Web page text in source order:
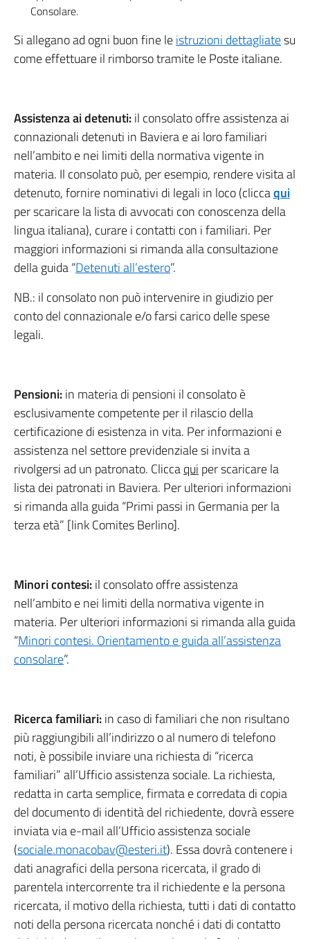
Consolare.
Si allegano ad ogni buon fine leistruzioni dettagliatesu
come effettuare il rimborso tramite le Poste italiane.
Assistenza ai detenuti:il consolato offre assistenza ai
connazionali detenuti in Baviera e ai loro familiari
nell’ambito e nei limiti della normativa vigente in
materia. Il consolato può, per esempio, rendere visita al
detenuto, fornire nominativi di legali in loco (cliccaqui
per scaricare la lista di avvocati con conoscenza della
lingua italiana), curare i contatti con i familiari. Per
maggiori informazioni si rimanda alla consultazione
della guida “Detenuti all’estero”.
NB.: il consolato non può intervenire in giudizio per
conto del connazionale e/o farsi carico delle spese
legali.
Pensioni:in materia di pensioni il consolato è
esclusivamente competente per il rilascio della
certificazione di esistenza in vita. Per informazioni e
assistenza nel settore previdenziale si invita a
rivolgersi ad un patronato. Cliccaqui per scaricare la
lista dei patronati in Baviera. Per ulteriori informazioni
si rimanda alla guida “Primi passi in Germania per la
terza età” [link Comites Berlino].
Minori contesi:il consolato offre assistenza
nell’ambito e nei limiti della normativa vigente in
materia. Per ulteriori informazioni si rimanda alla guida
“Minori contesi. Orientamento e guida all’assistenza
consolare”.
Ricerca familiari:in caso di familiari che non risultano
più raggiungibili all’indirizzo o al numero di telefono
noti, è possibile inviare una richiesta di “ricerca
familiari” all’Ufficio assistenza sociale. La richiesta,
redatta in carta semplice, firmata e corredata di copia
del documento di identità del richiedente, dovrà essere
inviata via e-mail all’Ufficio assistenza sociale
(sociale.monacobav@esteri.it). Essa dovrà contenere i
dati anagrafici della persona ricercata, il grado di
parentela intercorrente tra il richiedente e la persona
ricercata, il motivo della richiesta, tutti i dati di contatto
noti della persona ricercata nonché i dati di contatto